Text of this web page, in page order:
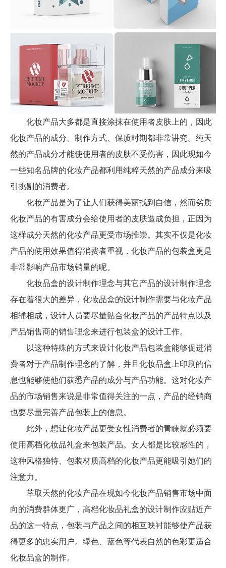
化妆产品大多都是直接涂抹在使用者皮肤上的，因此
化妆产品的成分、制作方式、保质时期都非常讲究。纯天
然的产品成分才能使使用者的皮肤不受伤害，因此现如今
一些知名品牌的化妆产品都利用纯粹天然的产品成分来吸
引挑剔的消费者。
化妆产品是为了让人们获得美丽找到自信，然而劣质
化妆产品的有害成分会给使用者的皮肤造成负担，正因为
这样成分天然的化妆产品更受市场推崇。其实不仅是化妆
产品的使用效果值得消费者重视，化妆产品的包装盒更是
非常影响产品市场销量的呢。
化妆品盒的设计制作理念与其它产品的设计制作理念
存在着很大的差异，化妆品盒的设计制作需要与化妆产品
相辅相成，设计人员要尽量贴合化妆产品的产品特点以及
产品销售商的销售理念来进行包装盒的设计工作。
以这种特殊的方式来设计化妆产品包装盒能够促进消
费者对于产品制作理念的了解，并且化妆品盒上印刷的信
息也能够使他们获悉产品的成分与产品功能。这对化妆产
品的市场销售来说是非常值得关注的一点，产品的经销商
也要尽量完善产品包装上的信息。
此外，想让化妆产品更受女性消费者的青睐就必须要
使用高档化妆品礼盒来包装产品。女人都是比较感性的，
这种风格独特、包装材质高档的化妆产品更能吸引她们的
注意力。
萃取天然的化妆产品在现如今化妆产品销售市场中面
向的消费群体更广，高档化妆品礼盒的设计制作应贴近产
品的这一特点，包装与产品之间的相互映衬能够使产品获
得更多的忠实用户。绿色、蓝色等代表自然的色彩更适合
化妆品盒的制作。